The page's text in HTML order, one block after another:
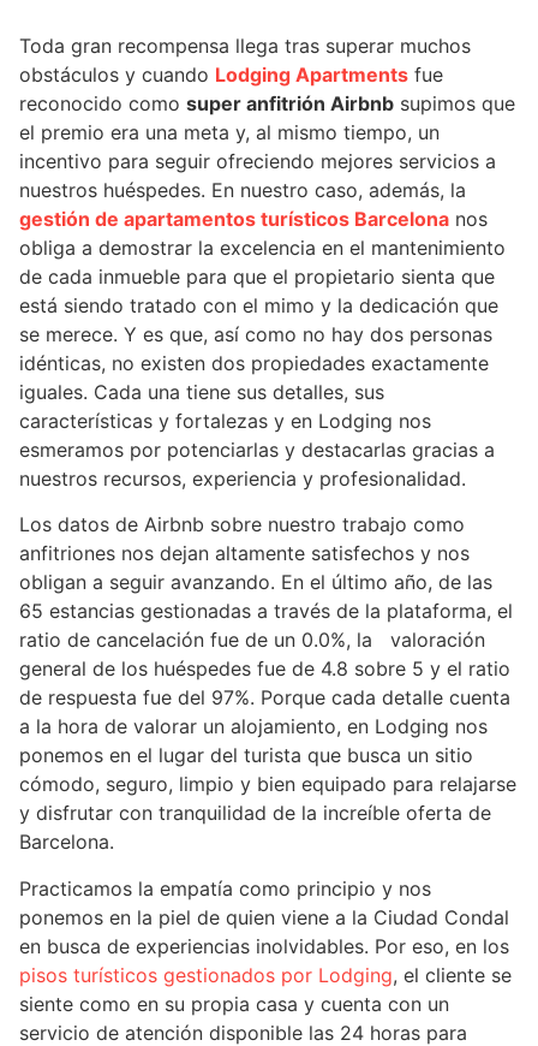
Toda gran recompensa llega tras superar muchos
obstáculos y cuando Lodging Apartments fue
reconocido como super anfitrión Airbnb supimos que
el premio era una meta y, al mismo tiempo, un
incentivo para seguir ofreciendo mejores servicios a
nuestros huéspedes. En nuestro caso, además, la
gestión de apartamentos turísticos Barcelona nos
obliga a demostrar la excelencia en el mantenimiento
de cada inmueble para que el propietario sienta que
está siendo tratado con el mimo y la dedicación que
se merece. Y es que, así como no hay dos personas
idénticas, no existen dos propiedades exactamente
iguales. Cada una tiene sus detalles, sus
características y fortalezas y en Lodging nos
esmeramos por potenciarlas y destacarlas gracias a
nuestros recursos, experiencia y profesionalidad.
Los datos de Airbnb sobre nuestro trabajo como
anfitriones nos dejan altamente satisfechos y nos
obligan a seguir avanzando. En el último año, de las
65 estancias gestionadas a través de la plataforma, el
ratio de cancelación fue de un 0.0%, la valoración
general de los huéspedes fue de 4.8 sobre 5 y el ratio
de respuesta fue del 97%. Porque cada detalle cuenta
a la hora de valorar un alojamiento, en Lodging nos
ponemos en el lugar del turista que busca un sitio
cómodo, seguro, limpio y bien equipado para relajarse
y disfrutar con tranquilidad de la increíble oferta de
Barcelona.
Practicamos la empatía como principio y nos
ponemos en la piel de quien viene a la Ciudad Condal
en busca de experiencias inolvidables. Por eso, en los
pisos turísticos gestionados por Lodging, el cliente se
siente como en su propia casa y cuenta con un
servicio de atención disponible las 24 horas para